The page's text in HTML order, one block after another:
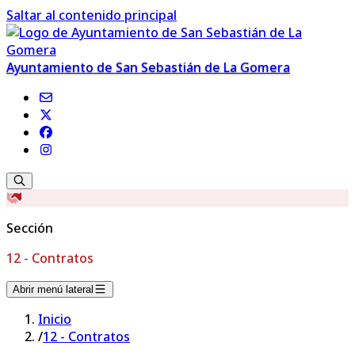
Saltar al contenido principal
Ayuntamiento de San Sebastián de La Gomera
Sección
12 - Contratos
Abrir menú lateral
Inicio
/12 - Contratos